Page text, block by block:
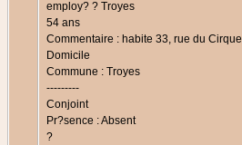
employ? ? Troyes
54 ans
Commentaire : habite 33, rue du
Domicile
Commune : Troyes
---------
Conjoint
Pr?sence : Absent
?